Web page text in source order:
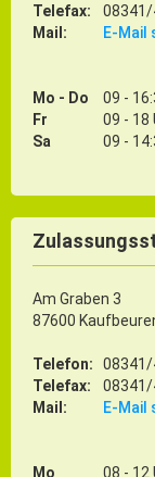
Telefax:
08341/
Mail:
E-Mail
Mo - Do
09 -
Fr
09 - 18
Sa
09 -
Am Graben 3
87600
Telefon:
08341/
Telefax:
08341/
Mail:
E-Mail
Mo
08 - 12